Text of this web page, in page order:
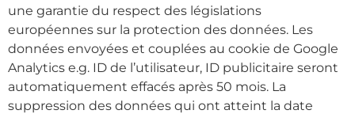
une garantie du respect des législations
européennes sur la protection des données. Les
données envoyées et couplées au cookie de Google
Analytics e.g. ID de l’utilisateur, ID publicitaire seront
automatiquement effacés après 50 mois. La
suppression des données qui ont atteint la date